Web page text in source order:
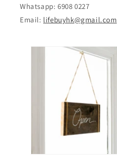
Whatsapp: 6908 0227
Email: lifebuyhk@gmail.com